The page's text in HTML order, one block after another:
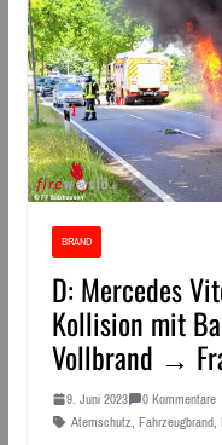
BRAND
D: Mercedes
Kollision mit
Vollbrand →
9. Juni 2023
0 Kommentare
Atemschutz, Fahrzeugbrand,